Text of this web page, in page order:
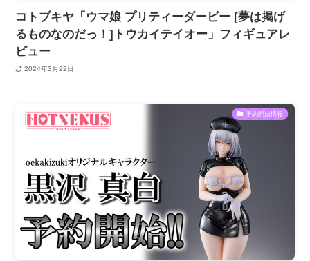
コトブキヤ「ウマ娘 プリティーダービー [夢は掲げ
るものなのだっ！]トウカイテイオー」フィギュアレ
ビュー
2024年3月22日
予約開始情報